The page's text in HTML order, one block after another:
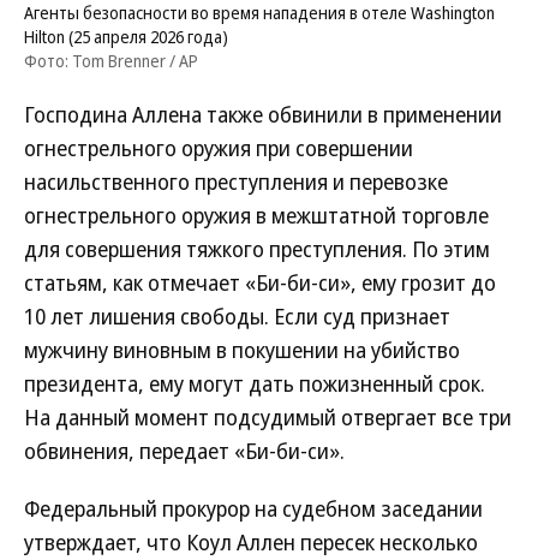
Агенты безопасности во время нападения в отеле Washington
Hilton (25 апреля 2026 года)
Фото: Tom Brenner / AP
Господина Аллена также обвинили в применении
огнестрельного оружия при совершении
насильственного преступления и перевозке
огнестрельного оружия в межштатной торговле
для совершения тяжкого преступления. По этим
статьям, как отмечает «Би-би-си», ему грозит до
10 лет лишения свободы. Если суд признает
мужчину виновным в покушении на убийство
президента, ему могут дать пожизненный срок.
На данный момент подсудимый отвергает все три
обвинения, передает «Би-би-си».
Федеральный прокурор на судебном заседании
утверждает, что Коул Аллен пересек несколько